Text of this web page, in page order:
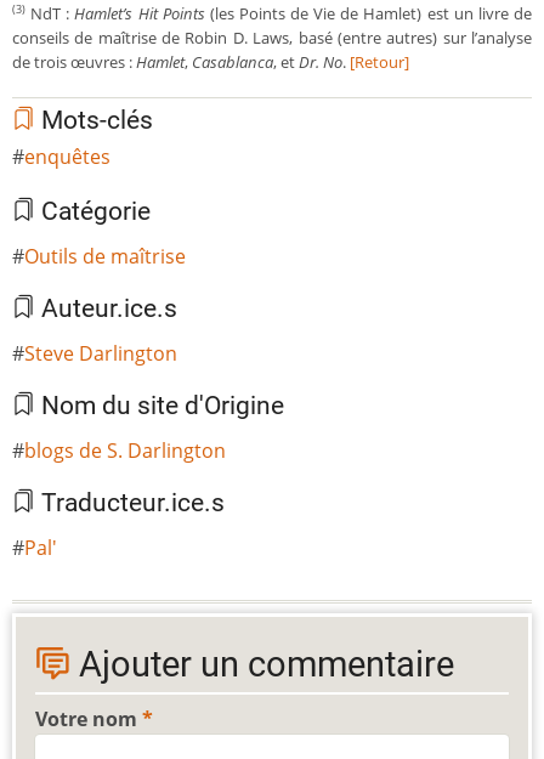
(3) NdT :Hamlet’s Hit Points (les Points de Vie de Hamlet) est un livre de
conseils de maîtrise de Robin D. Laws, basé (entre autres) sur l’analyse
de trois œuvres :Hamlet, Casablanca, etDr. No. [Retour]
Mots-clés
enquêtes
Catégorie
Outils de maîtrise
Auteur.ice.s
Steve Darlington
Nom du site d'Origine
blogs de S. Darlington
Traducteur.ice.s
Pal'
Ajouter un commentaire
Votre nom